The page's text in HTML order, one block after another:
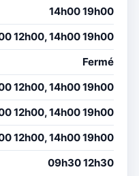
14h00 19h00
12h00, 14h00 19h00
Fermé
12h00, 14h00 19h00
12h00, 14h00 19h00
12h00, 14h00 19h00
09h30 12h30